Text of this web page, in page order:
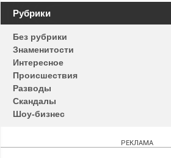
Навигация
по
записям
Рубрики
Без рубрики
Знаменитости
Интересное
Происшествия
Разводы
Скандалы
Шоу-бизнес
РЕКЛАМА